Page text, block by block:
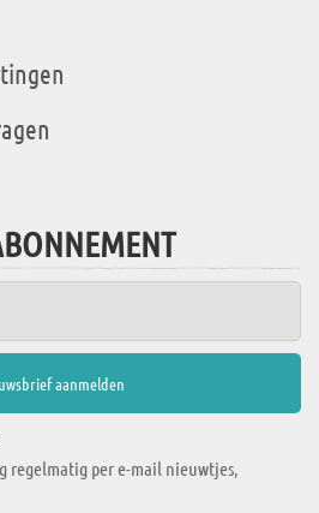
regelmatig per e-mail nieuwtjes,